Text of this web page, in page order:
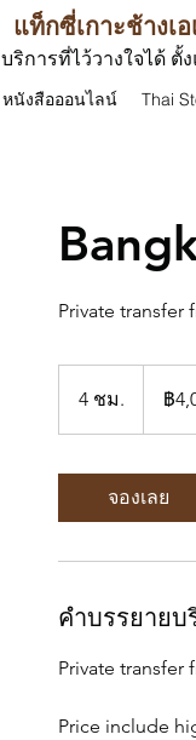
แท็กซี่เกาะช้างเอ
บริการที่ไว้วางใจได้ ตั้
หนังสือออนไลน์ Thai
Private transfer
4 ชม.
ช
ไทย฿
จองเลย
คำบรรยายบ
Private transfer
Price include